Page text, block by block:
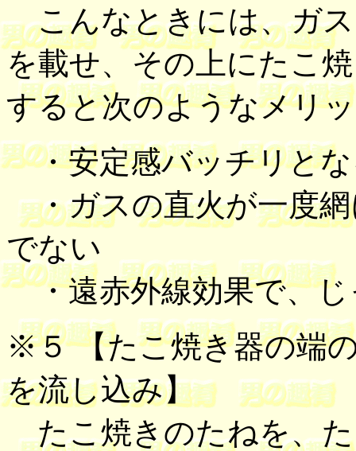
こんなときには、ガス
を載せ、その上にたこ
すると次のようなメリ
・安定感バッチリと
・ガスの直火が一度
でない
・遠赤外線効果で、じ
※５ 【たこ焼き器の端
を流し込み】
たこ焼きのたねを、